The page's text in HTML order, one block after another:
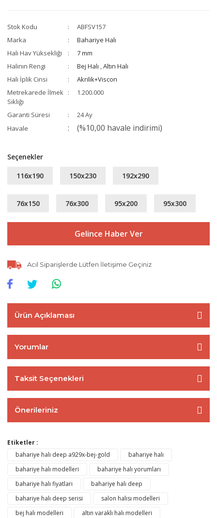
Stok Kodu
ABFSV157
Marka
Bahariye Halı
Halı Hav Yüksekliği
7 mm
Halının Rengi
Bej Halı ,Altın Halı
Halı İplik Cinsi
Akrilik+Viscon
Metrekarede İlmek
Sıklığı
1.200.000
Garanti Süresi
24 Ay
Havale
(%10,00 havale indirimi)
Seçenekler
116x190 150x230 192x290
76x150 76x300 95x200 95x300
Gelince Haber Ver
Acil Siparişlerde Lütfen İletişime Geçiniz
Ürün Açıklaması
Yorumlar
Taksit Seçenekleri
Önerileriniz
Etiketler :
bahariye halı deep a929x-bej-gold
bahariye halı
bahariye halı modelleri
bahariye halı yorumları
bahariye halı fiyatları
bahariye halı deep
bahariye halı deep serisi
salon halısı modelleri
bej halı modelleri
altın varaklı halı modelleri